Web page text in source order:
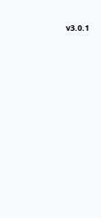
v3.0.1